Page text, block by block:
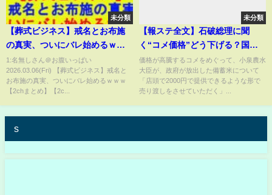
未分類
【葬式ビジネス】戒名とお布施
の真実、ついにバレ始めるｗｗ
ｗ【2chまとめ】【2chスレ】
【5chスレ】【ゆっくり】
1:名無しさん＠お腹いっぱい
2026.03.06(Fri) 【葬式ビジネス】戒名と
お布施の真実、ついにバレ始めるｗｗｗ
【2chまとめ】【2c...
未分類
【報ステ全文】石破総理に聞
く“コメ価格”どう下げる？国民
の生活苦へ処方箋は？【報道ス
テーション】(2025年5月23日)
価格が高騰するコメをめぐって、小泉農水
大臣が、政府が放出した備蓄米について
「店頭で2000円で提供できるような形で
売り渡しをさせていただく」...
s